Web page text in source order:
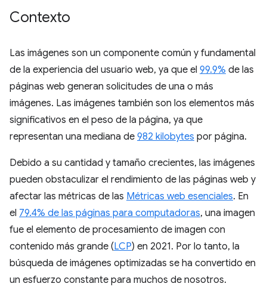
Contexto
Las imágenes son un componente común y fundamental
de la experiencia del usuario web, ya que el 99.9% de las
páginas web generan solicitudes de una o más
imágenes. Las imágenes también son los elementos más
significativos en el peso de la página, ya que
representan una mediana de 982 kilobytes por página.
Debido a su cantidad y tamaño crecientes, las imágenes
pueden obstaculizar el rendimiento de las páginas web y
afectar las métricas de las Métricas web esenciales. En
el 79.4% de las páginas para computadoras, una imagen
fue el elemento de procesamiento de imagen con
contenido más grande (LCP) en 2021. Por lo tanto, la
búsqueda de imágenes optimizadas se ha convertido en
un esfuerzo constante para muchos de nosotros.